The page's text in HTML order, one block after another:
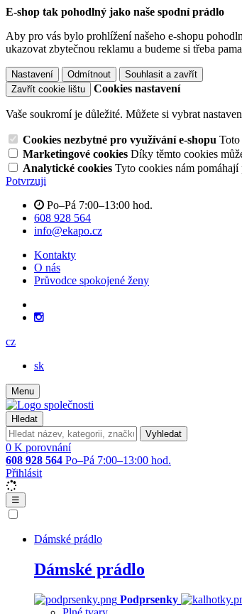
E-shop tak pohodlný jako naše spodní prádlo
Aby pro vás bylo prohlížení našeho e-shopu
ukazovat zbytečnou reklamu a budeme si třeba
Nastavení Odmítnout
Souhlasit a zavřít
Zavřít cookie lištu
Cookies nastavení
Vaše soukromí je důležité. Můžete si vybrat
Cookies nezbytné pro využívání e-shopu Toto
Marketingové cookies Díky těmto cookies
Analytické cookies Tyto cookies nám
Potvrzuji
Po–Pá 7:00–13:00 hod.
608 928 564
info@ekapo.cz
Kontakty
O nás
Průvodce spokojené ženy
cz
sk
Menu
Hledat
Vyhledat
0 K porovnání
608 928 564 Po–Pá 7:00–13:00 hod.
Přihlásit
☰
Dámské prádlo
Dámské prádlo
Podprsenky